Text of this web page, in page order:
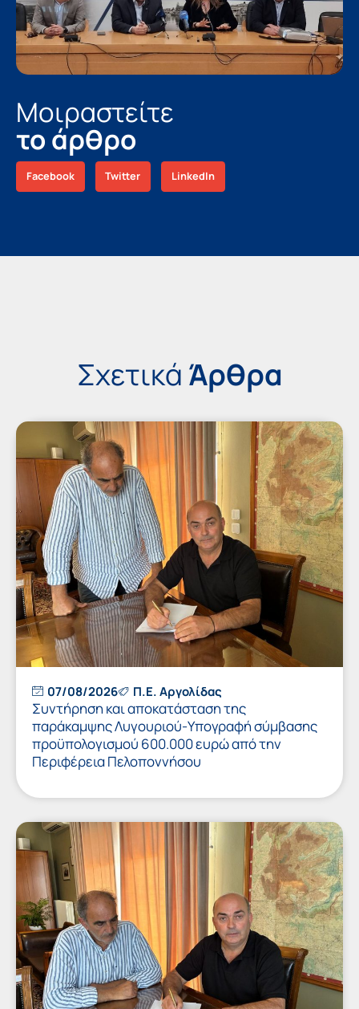
Μοιραστείτε
το άρθρο
Facebook Twitter LinkedIn
Σχετικά Άρθρα
07/08/2026 Π.Ε. Αργολίδας
Συντήρηση και αποκατάσταση της
παράκαμψης Λυγουριού-Υπογραφή σύμβασης
προϋπολογισμού 600.000 ευρώ από την
Περιφέρεια Πελοποννήσου